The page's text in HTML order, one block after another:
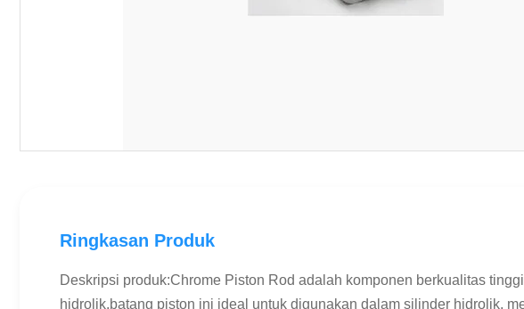
Ringkasan Produk
Deskripsi produk:Chrome Piston Rod adalah komponen berkualitas
hidrolik.batang piston ini ideal untuk digunakan dalam silinder hidrolik,